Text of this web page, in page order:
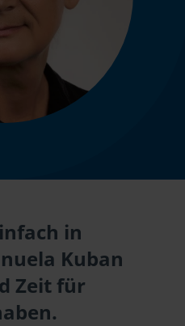
in
Kuban
Zeit für